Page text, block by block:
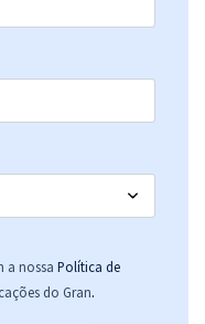
a nossa Política de
do Gran.